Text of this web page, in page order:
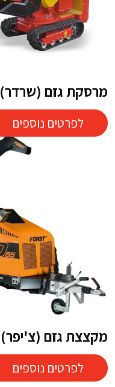
מרסקת גזם (שרדר) VEGETOR 110 C
לפרטים נוספים
מקצצת גזם (צ'יפר) FORST ST8D
לפרטים נוספים